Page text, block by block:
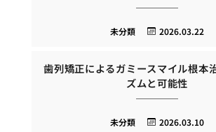
2026.03.22
未分類
歯列矯正によるガミースマイル根本
ズムと可能性
2026.03.10
未分類